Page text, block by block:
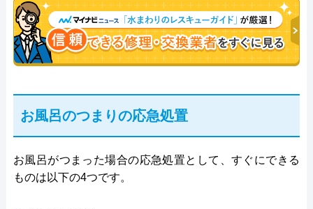
お風呂のつまりの応急処置
お風呂がつまった場合の応急処置として、すぐにできる
ものは以下の4つです。